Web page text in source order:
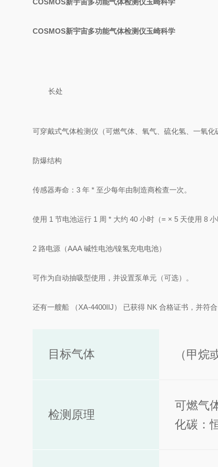
COSMOS新宇宙多功能气体检测仪玉崎科学
COSMOS新宇宙多功能气体检测仪玉崎科学
长处
可穿戴式气体检测仪（可燃气体、氧气、硫化氢、一氧
防爆结构
传感器寿命：3 年 * 至少每年由制造商检查一次。
使用 1 节电池运行 1 周 * 大约 40 小时（= × 5 天使用 8
2 路电源（AAA 碱性电池/镍氢充电电池）
可作为自动抽吸型使用，并设置泵单元（可选）。
还有一艘船 （XA-4400IIJ） 已获得 NK 合格证书，并符
目标气体 （甲
检测原理
可燃气
化碳：